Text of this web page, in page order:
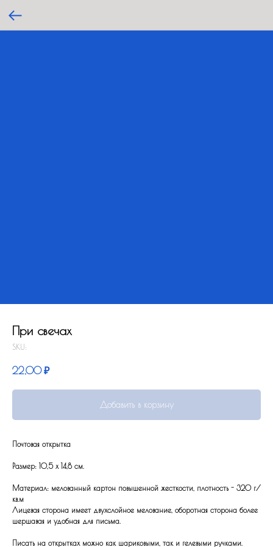
При свечах
SKU:
22,00 ₽
Добавить в корзину
Почтовая открытка
Размер: 10,5 x 14,8 см.
Материал: мелованный картон повышенной жесткости, плотность - 320 г/
кв.м
Лицевая сторона имеет двухслойное мелование, оборотная сторона более
шершавая и удобная для письма.
Писать на открытках можно как шариковыми, так и гелевыми ручками.